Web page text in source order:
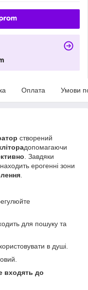
Оплата Умови
створений
допомагаючи
. Завдяки
ерогенні зони
для пошуку та
в душі.
входять до